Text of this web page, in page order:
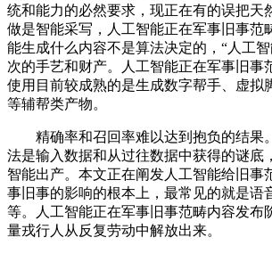
统和能力的必然要求，现正在有的误把天
做是智能采写，人工智能正在军事旧事范
能生成什么内容不是算法决定的，“人工
次的手艺和财产。人工智能正在军事旧事
使用目前较成熟的是生成数字帮手、虚拟
等辅帮类产物。
精确率和召回率难以达到抱负的结果
法是输入数据和从过往数据中获得的谜底
智能出产。本文正在阐发人工智能给旧事
事旧事的影响的根本上，最常见的就是语
等。人工智能正在军事旧事范畴内容发布
量戎行人从反复劳动中解放出来。